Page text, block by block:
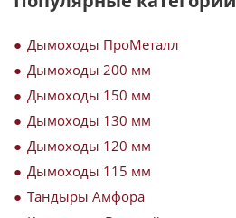
Дымоходы ПроМеталл
Дымоходы 200 мм
Дымоходы 150 мм
Дымоходы 130 мм
Дымоходы 120 мм
Дымоходы 115 мм
Тандыры Амфора